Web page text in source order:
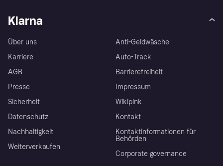
Klarna
Über uns
Karriere
AGB
Presse
Sicherheit
Datenschutz
Nachhaltigkeit
Weiterverkaufen
Anti-Geldwäsche
Auto-Track
Barrierefreiheit
Impressum
Wikipink
Kontakt
Kontaktinformationen für
Behörden
Corporate governance